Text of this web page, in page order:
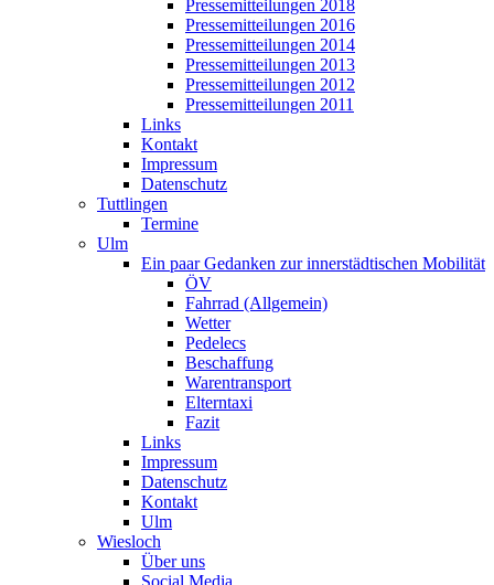
Pressemitteilungen 2018
Pressemitteilungen 2016
Pressemitteilungen 2014
Pressemitteilungen 2013
Pressemitteilungen 2012
Pressemitteilungen 2011
Links
Kontakt
Impressum
Datenschutz
Tuttlingen
Termine
Ulm
Ein paar Gedanken zur innerstädtischen Mobilität
ÖV
Fahrrad (Allgemein)
Wetter
Pedelecs
Beschaffung
Warentransport
Elterntaxi
Fazit
Links
Impressum
Datenschutz
Kontakt
Ulm
Wiesloch
Über uns
Social Media